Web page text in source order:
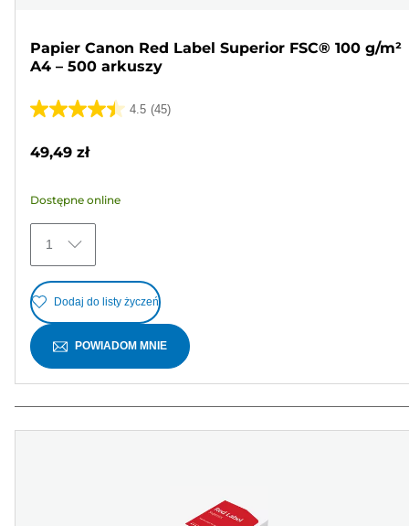
Papier Canon Red Label Superior FSC® 100 g/m²
A4 – 500 arkuszy
4.5 (45)
4.5
5
45
Recenzji
49,49 zł
Dostępne online
1
Dodaj do listy życzeń
POWIADOM MNIE